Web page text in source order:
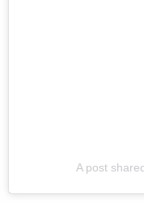
A post